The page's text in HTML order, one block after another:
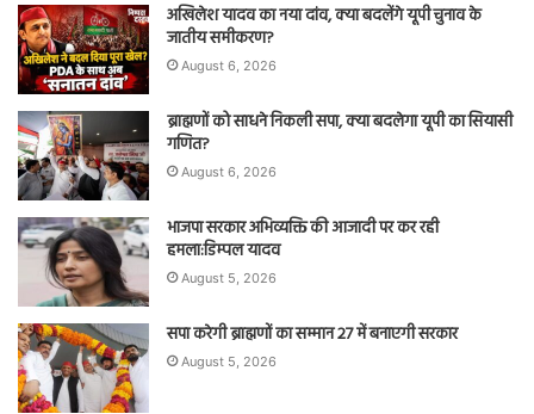
अखिलेश यादव का नया दांव, क्या बदलेंगे यूपी चुनाव के
जातीय समीकरण?
August 6, 2026
ब्राह्मणों को साधने निकली सपा, क्या बदलेगा यूपी का सियासी
गणित?
August 6, 2026
भाजपा सरकार अभिव्यक्ति की आजादी पर कर रही
हमला:डिम्पल यादव
August 5, 2026
सपा करेगी ब्राह्मणों का सम्मान 27 में बनाएगी सरकार
August 5, 2026